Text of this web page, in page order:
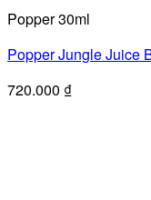
Popper 30ml
Popper Jungle Juice
720.000 ₫